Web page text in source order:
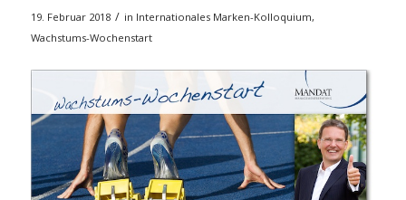
19. Februar 2018 / in Internationales Marken-Kolloquium,
Wachstums-Wochenstart